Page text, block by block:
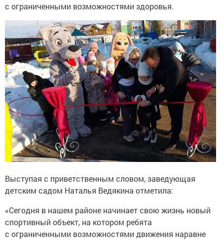
с ограниченными возможностями здоровья.
Выступая с приветственным словом, заведующая
детским садом Наталья Ведякина отметила:
«Сегодня в нашем районе начинает свою жизнь новый
спортивный объект, на котором ребята
с ограниченными возможностями движения наравне